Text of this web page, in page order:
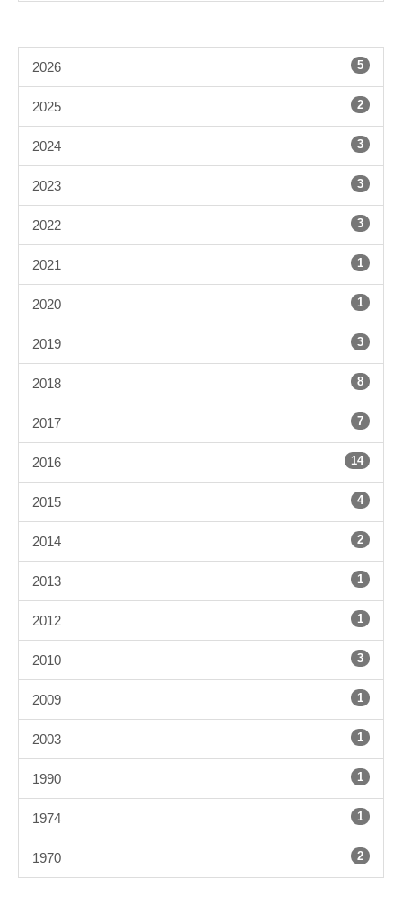
2026 5
2025 2
2024 3
2023 3
2022 3
2021 1
2020 1
2019 3
2018 8
2017 7
2016 14
2015 4
2014 2
2013 1
2012 1
2010 3
2009 1
2003 1
1990 1
1974 1
1970 2